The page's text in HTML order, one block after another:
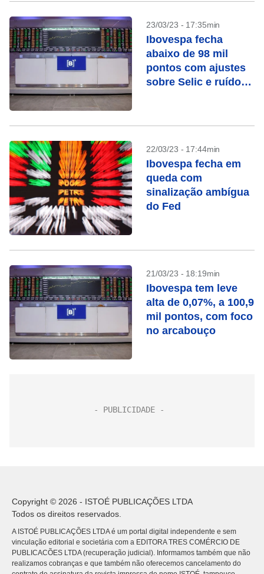
23/03/23 - 17:35min
Ibovespa fecha
abaixo de 98 mil
pontos com ajustes
sobre Selic e ruído
22/03/23 - 17:44min
Ibovespa fecha em
queda com
sinalização ambígua
do Fed
21/03/23 - 18:19min
Ibovespa tem leve
alta de 0,07%, a 100,9
mil pontos, com foco
no arcabouço
Copyright © 2026 - ISTOÉ PUBLICAÇÕES LTDA
Todos os direitos reservados.
A ISTOÉ PUBLICAÇÕES LTDA é um portal digital independente e sem
vinculação editorial e societária com a EDITORA TRES COMÉRCIO DE
PUBLICACÕES LTDA (recuperação judicial). Informamos também que não
realizamos cobranças e que também não oferecemos cancelamento do